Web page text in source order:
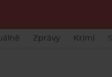
Zprávy Krimi